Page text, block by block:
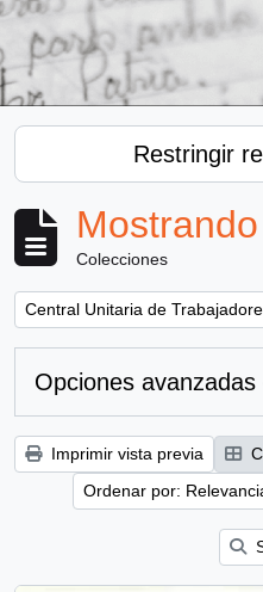
Restringir
Colecciones
Remove filter:
Central Unitaria de
Opciones
Imprimir vista previa
Ordenar por: